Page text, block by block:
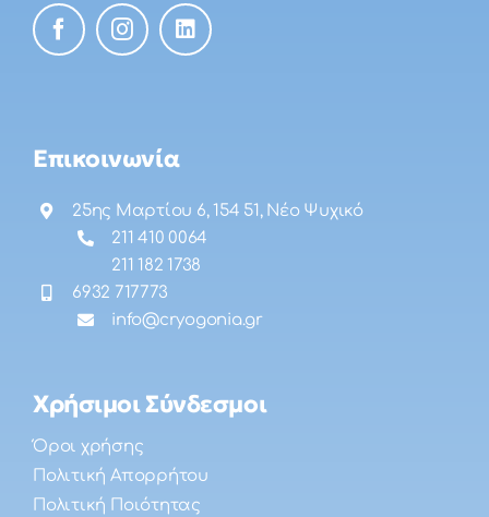
Επικοινωνία
25ης Μαρτίου 6, 154 51, Νέο Ψυχικό
211 410 0064
211 182 1738
6932 717773
info@cryogonia.gr
Χρήσιμοι Σύνδεσμοι
Όροι χρήσης
Πολιτική Απορρήτου
Πολιτική Ποιότητας